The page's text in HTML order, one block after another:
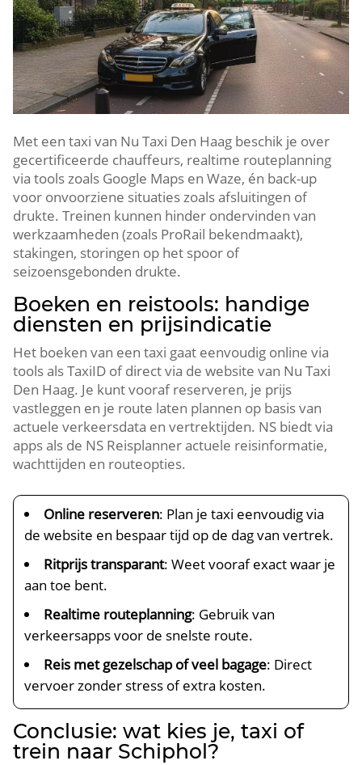
Met een taxi van Nu Taxi Den Haag beschik je over
gecertificeerde chauffeurs, realtime routeplanning
via tools zoals Google Maps en Waze, én back-up
voor onvoorziene situaties zoals afsluitingen of
drukte. Treinen kunnen hinder ondervinden van
werkzaamheden (zoals ProRail bekendmaakt),
stakingen, storingen op het spoor of
seizoensgebonden drukte.
Boeken en reistools: handige
diensten en prijsindicatie
Het boeken van een taxi gaat eenvoudig online via
tools als TaxiID of direct via de website van Nu Taxi
Den Haag. Je kunt vooraf reserveren, je prijs
vastleggen en je route laten plannen op basis van
actuele verkeersdata en vertrektijden. NS biedt via
apps als de NS Reisplanner actuele reisinformatie,
wachttijden en routeopties.
Online reserveren: Plan je taxi eenvoudig via
de website en bespaar tijd op de dag van vertrek.
Ritprijs transparant: Weet vooraf exact waar je
aan toe bent.
Realtime routeplanning: Gebruik van
verkeersapps voor de snelste route.
Reis met gezelschap of veel bagage: Direct
vervoer zonder stress of extra kosten.
Conclusie: wat kies je, taxi of
trein naar Schiphol?